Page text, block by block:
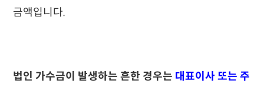
금액입니다.
법인 가수금이 발생하는 흔한 경우는 대표이사 또는 주